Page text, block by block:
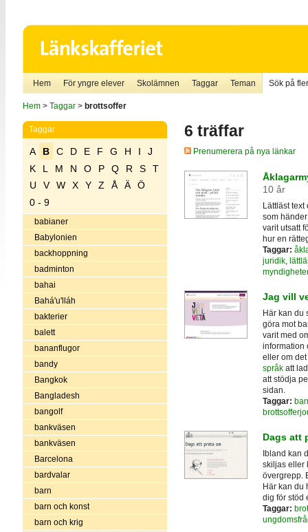
Hem För yngre elever Skolämnen Taggar Teman Sök på
Hem> Taggar> brottsoffer
Taggar
A B C D E F G H I
J
K
L M N O P Q R S
T
U
V W X Y Z Å Ä
Ö
0 - 9
babianer
Babylonien
backhoppning
badminton
bahai
Bahá'u'lláh
bakterier
balett
bananflugor
bandy
Bangkok
Bangladesh
bangolf
bankväsen
bankväsen
Barcelona
bardvalar
barn
barn och konst
barn och krig
6 träffar
Prenumerera på nya länkar
10 år
Lättläst
som
varit utsatt
hur en
Taggar:
juridik,
Jag vill
Här kan du
göra mot
varit med
information
eller om
språkatt
att stödja
sidan.
Taggar:
Dags att
Ibland kan
skiljas eller
övergrepp.
Här kan du
dig för stöd
Taggar: